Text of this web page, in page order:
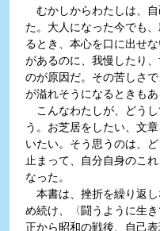
むかしからわたしは、
た。大人になった今でも
るとき、本心を口に出せ
があるのに、我慢したり
のが原因だ。その苦しさ
が溢れそうになるときもあ
こんなわたしが、どう
う。お芝居をしたい、文
いたい。そう思うのは、
止まって、自分自身のこ
なった。
本書は、挫折を繰り返
め続け、〈闘うように生
正から昭和の戦後、自己